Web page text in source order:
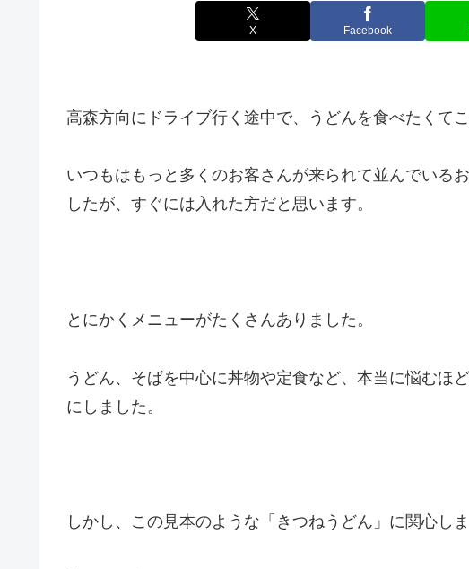
X Facebook
高森方向にドライブ行く途中で、うどんを食べたくて
いつもはもっと多くのお客さんが来られて並んでいる
したが、すぐには入れた方だと思います。
とにかくメニューがたくさんありました。
うどん、そばを中心に丼物や定食など、本当に悩むほ
にしました。
しかし、この見本のような「きつねうどん」に関心しま